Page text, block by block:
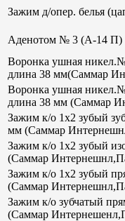
Зажим д/опер. белья
Аденотом № 3 (А-14 П)
Воронка ушная
длина 38 мм(Саммар
Воронка ушная
длина 38 мм (Саммар
Зажим к/о 1х2 зубый
мм (Саммар
Зажим к/о 1х2 зубый
(Саммар
Зажим к/о 1х2 зубый
(Саммар
Зажим к/о зубчатый
(Саммар